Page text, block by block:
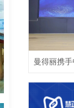
曼得丽携